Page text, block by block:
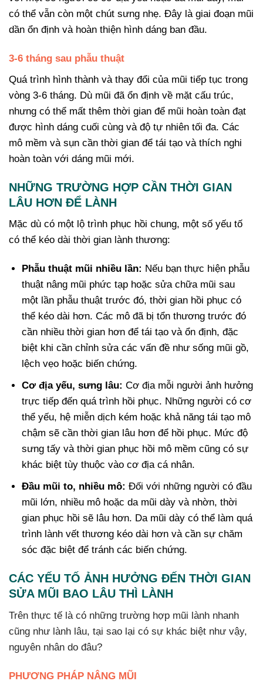
có thể vẫn còn một chút sưng nhẹ. Đây là giai đoạn mũi
dần ổn định và hoàn thiện hình dáng ban đầu.
3-6 tháng sau phẫu thuật
Quá trình hình thành và thay đổi của mũi tiếp tục trong
vòng 3-6 tháng. Dù mũi đã ổn định về mặt cấu trúc,
nhưng có thể mất thêm thời gian để mũi hoàn toàn đạt
được hình dáng cuối cùng và độ tự nhiên tối đa. Các
mô mềm và sụn cần thời gian để tái tạo và thích nghi
hoàn toàn với dáng mũi mới.
NHỮNG TRƯỜNG HỢP CẦN THỜI GIAN
LÂU HƠN ĐỂ LÀNH
Mặc dù có một lộ trình phục hồi chung, một số yếu tố
có thể kéo dài thời gian lành thương:
Phẫu thuật mũi nhiều lần: Nếu bạn thực hiện phẫu
thuật nâng mũi phức tạp hoặc sửa chữa mũi sau
một lần phẫu thuật trước đó, thời gian hồi phục có
thể kéo dài hơn. Các mô đã bị tổn thương trước đó
cần nhiều thời gian hơn để tái tạo và ổn định, đặc
biệt khi cần chỉnh sửa các vấn đề như sống mũi gồ,
lệch vẹo hoặc biến chứng.
Cơ địa yếu, sưng lâu: Cơ địa mỗi người ảnh hưởng
trực tiếp đến quá trình hồi phục. Những người có cơ
thể yếu, hệ miễn dịch kém hoặc khả năng tái tạo mô
chậm sẽ cần thời gian lâu hơn để hồi phục. Mức độ
sưng tấy và thời gian phục hồi mô mềm cũng có sự
khác biệt tùy thuộc vào cơ địa cá nhân.
Đầu mũi to, nhiều mô: Đối với những người có đầu
mũi lớn, nhiều mô hoặc da mũi dày và nhờn, thời
gian phục hồi sẽ lâu hơn. Da mũi dày có thể làm quá
trình lành vết thương kéo dài hơn và cần sự chăm
sóc đặc biệt để tránh các biến chứng.
CÁC YẾU TỐ ẢNH HƯỞNG ĐẾN THỜI GIAN
SỬA MŨI BAO LÂU THÌ LÀNH
Trên thực tế là có những trường hợp mũi lành nhanh
cũng như lành lâu, tại sao lại có sự khác biệt như vậy,
nguyên nhân do đâu?
PHƯƠNG PHÁP NÂNG MŨI